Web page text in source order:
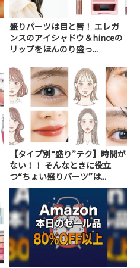
盛りパーツは目と唇！ エレガ
ンスのアイシャドウ＆hinceの
リップをほんのり盛っ...
【タイプ別“盛り”テク】時間が
ない！！ そんなときに役立
つ“ちょい盛りパーツ”は...